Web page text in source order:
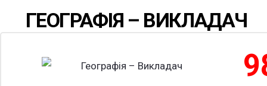
ГЕОГРАФІЯ – ВИКЛАДАЧ